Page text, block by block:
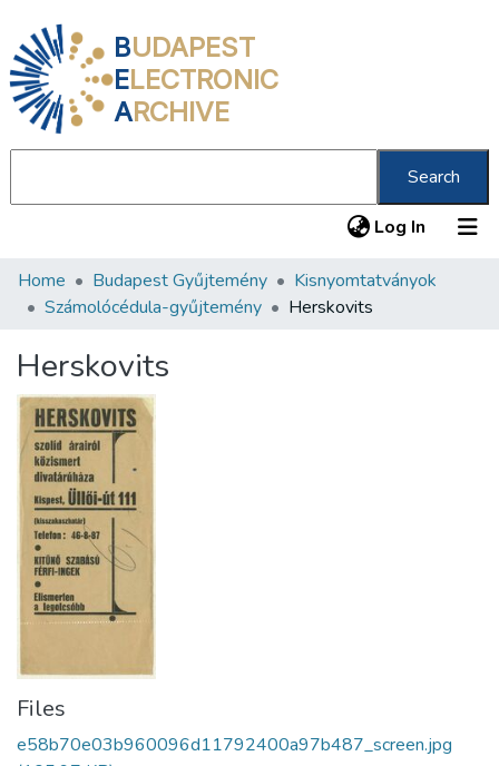
BUDAPEST
ELECTRONIC
ARCHIVE
Search
Log In (current)
Communities & Collections
Statistics
About us
Home Budapest Gyűjtemény
Kisnyomtatványok
Számolócédula-gyűjtemény
Herskovits
Herskovits
Files
e58b70e03b960096d11792400a97b487_screen.jpg